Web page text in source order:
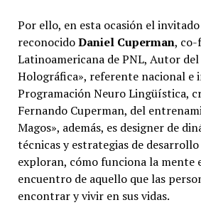
Por ello, en esta ocasión el
reconocidoDaniel Cuperman, co-
Latinoamericana de PNL, Autor
Holográfica», referente nacional e
Programación Neuro Lingüística,
Fernando Cuperman, del
Magos», además, es designer de
técnicas y estrategias de
exploran, cómo funciona la mente
encuentro de aquello que las
encontrar y vivir en sus vidas.